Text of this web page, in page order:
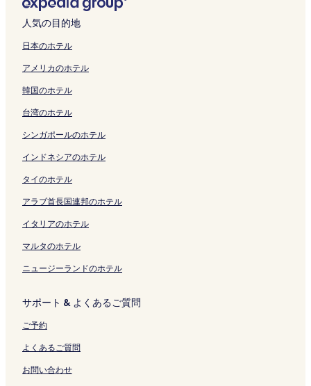
ク
リ
ン
ク
ン
ク
リ
ン
ク
を
開
く
リ
ク
R
e
o
t
の
ペ
ー
ジ
開
リ
ク
ー
ジ
を
開
リ
ク
の
ペ
ー
ジ
開
リ
ン
ク
h
r
n
a
c
a
r
の
ー
を
く
リ
ン
ク
ペ
ー
ジ
を
く
ン
ク
a
N
h
の
ー
ジ
を
開
リ
ク
く
リ
ン
ク
O
k
n
w
-
H
o
s
e
の
ー
ジ
を
開
リ
n
a
w
a
ペ
ジ
を
開
く
ン
ー
ジ
を
開
リ
ク
a
h
の
ー
を
開
く
リ
ク
l
N
h
の
ー
ジ
を
開
リ
ク
y
N
h
,
k
i
n
a
a
ペ
ジ
を
開
く
ン
e
l
N
a
a
ペ
ー
ジ
を
く
ン
n
H
t
l
の
ペ
ー
ジ
開
リ
ク
ー
ジ
を
開
リ
ク
人気の目的地
日本のホテル
アメリカのホテル
韓国のホテル
台湾のホテル
シンガポールのホテル
インドネシアのホテル
タイのホテル
アラブ首長国連邦のホテル
イタリアのホテル
マルタのホテル
ニュージーランドのホテル
サポート & よくあるご質問
ご予約
よくあるご質問
お問い合わせ